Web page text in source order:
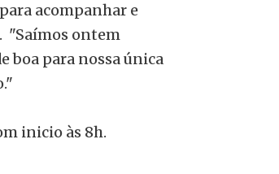
acompanhar e
"Saímos ontem
boa para nossa única
inicio às 8h.